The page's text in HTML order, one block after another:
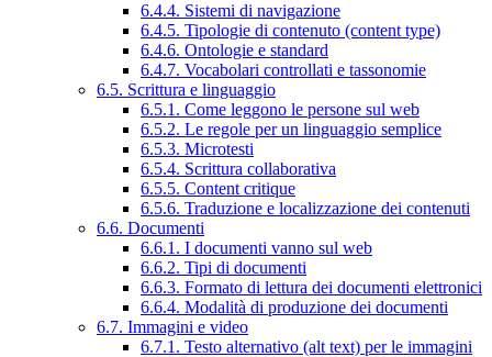
6.4.4. Sistemi di navigazione
6.4.5. Tipologie di contenuto (content type)
6.4.6. Ontologie e standard
6.4.7. Vocabolari controllati e tassonomie
6.5. Scrittura e linguaggio
6.5.1. Come leggono le persone sul web
6.5.2. Le regole per un linguaggio semplice
6.5.3. Microtesti
6.5.4. Scrittura collaborativa
6.5.5. Content critique
6.5.6. Traduzione e localizzazione dei contenuti
6.6. Documenti
6.6.1. I documenti vanno sul web
6.6.2. Tipi di documenti
6.6.3. Formato di lettura dei documenti elettronici
6.6.4. Modalità di produzione dei documenti
6.7. Immagini e video
6.7.1. Testo alternativo (alt text) per le immagini